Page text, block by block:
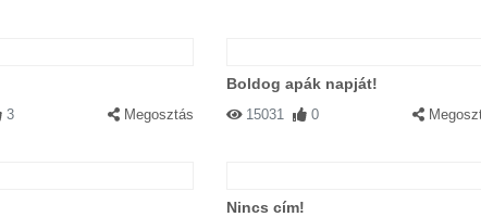
3 Megosztás
Boldog apák napját!
15031 0
Nincs cím!